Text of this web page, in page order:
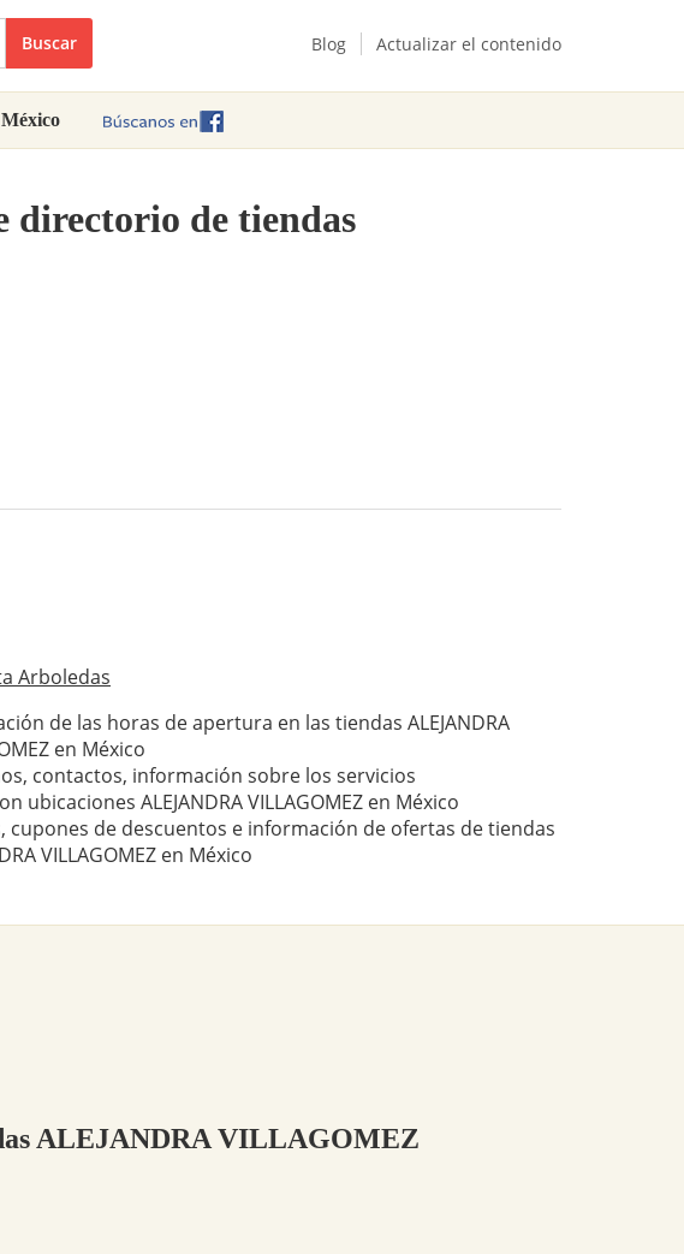
Buscar Blog Actualizar el contenido
directorio de tiendas
Arboledas
de las horas de apertura en las tiendas ALEJANDRA
en México
contactos, información sobre los servicios
ubicaciones ALEJANDRA VILLAGOMEZ en México
cupones de descuentos e información de ofertas de tiendas
VILLAGOMEZ en México
ALEJANDRA VILLAGOMEZ